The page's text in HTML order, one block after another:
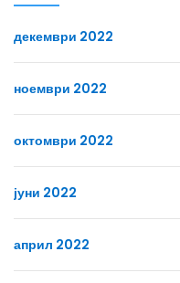
декември 2022
ноември 2022
октомври 2022
јуни 2022
април 2022